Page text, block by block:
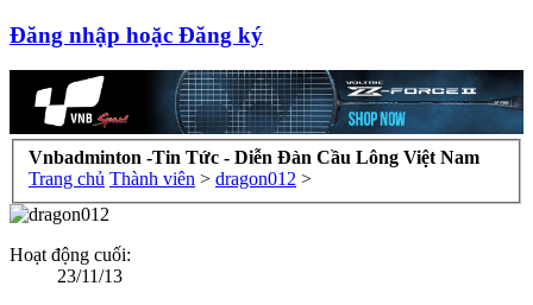
Đăng nhập hoặc Đăng ký
Vnbadminton -Tin Tức - Diễn Đàn Cầu Lông Việt Nam
Trang chủ Thành viên > dragon012 >
Hoạt động cuối:
23/11/13